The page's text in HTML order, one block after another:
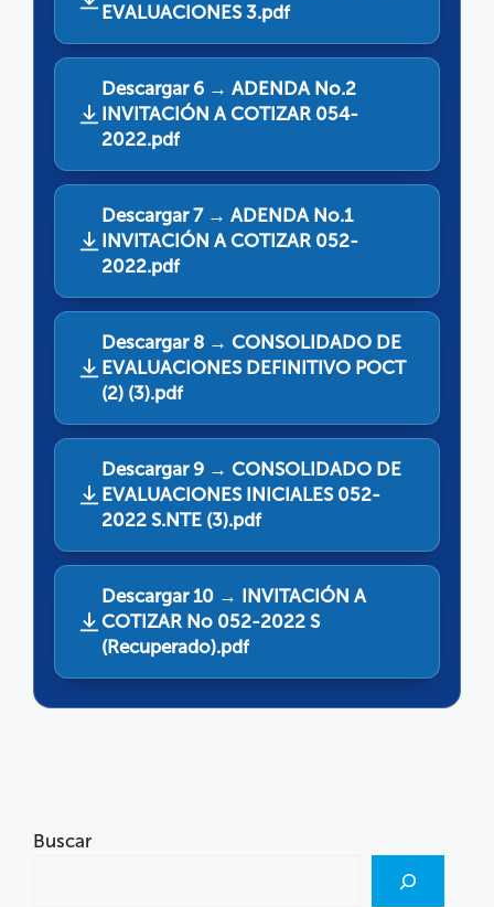
EVALUACIONES 3.pdf
Descargar 6 → ADENDA No.2
INVITACIÓN A COTIZAR 054-
2022.pdf
Descargar 7 → ADENDA No.1
INVITACIÓN A COTIZAR 052-
2022.pdf
Descargar 8 → CONSOLIDADO DE
EVALUACIONES DEFINITIVO POCT
(2) (3).pdf
Descargar 9 → CONSOLIDADO DE
EVALUACIONES INICIALES 052-
2022 S.NTE (3).pdf
Descargar 10 → INVITACIÓN A
COTIZAR No 052-2022 S
(Recuperado).pdf
Buscar